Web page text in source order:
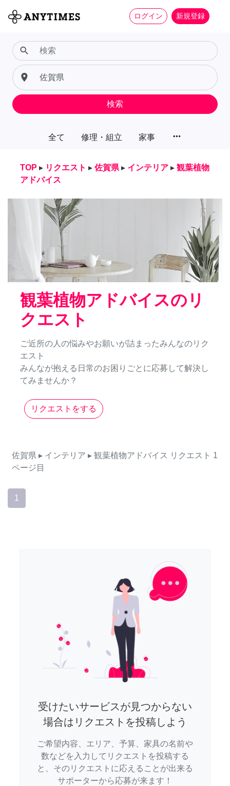
ログイン 新規登録
全て 修理・組立 家事 more_horiz
search
place
検索
TOP ▸ リクエスト ▸ 佐賀県 ▸ インテリア ▸ 観葉植物
アドバイス
観葉植物アドバイスのリ
クエスト
ご近所の人の悩みやお願いが詰まったみんなのリク
エスト
みんなが抱える日常のお困りごとに応募して解決し
てみませんか？
リクエストをする
佐賀県 ▸ インテリア ▸ 観葉植物アドバイス リクエスト 1
ページ目
1
受けたいサービスが見つからない
場合はリクエストを投稿しよう
ご希望内容、エリア、予算、家具の名前や
数などを入力してリクエストを投稿する
と、そのリクエストに応えることが出来る
サポーターから応募が来ます！